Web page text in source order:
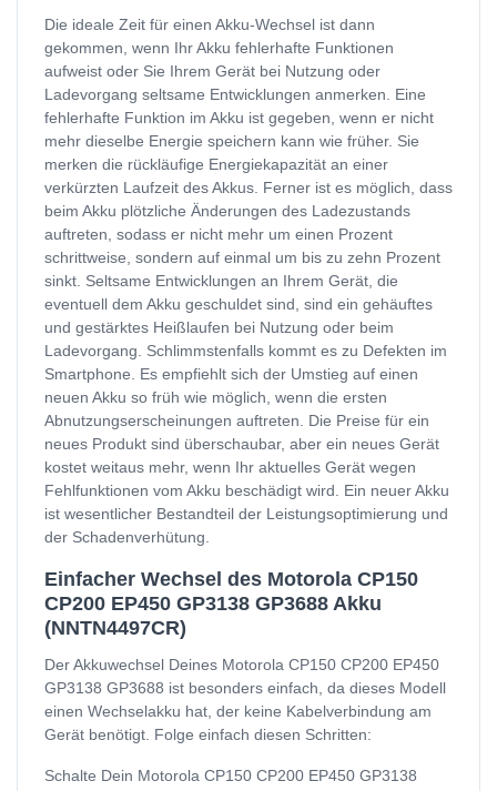
Die ideale Zeit für einen Akku-Wechsel ist dann
gekommen, wenn Ihr Akku fehlerhafte Funktionen
aufweist oder Sie Ihrem Gerät bei Nutzung oder
Ladevorgang seltsame Entwicklungen anmerken. Eine
fehlerhafte Funktion im Akku ist gegeben, wenn er nicht
mehr dieselbe Energie speichern kann wie früher. Sie
merken die rückläufige Energiekapazität an einer
verkürzten Laufzeit des Akkus. Ferner ist es möglich, dass
beim Akku plötzliche Änderungen des Ladezustands
auftreten, sodass er nicht mehr um einen Prozent
schrittweise, sondern auf einmal um bis zu zehn Prozent
sinkt. Seltsame Entwicklungen an Ihrem Gerät, die
eventuell dem Akku geschuldet sind, sind ein gehäuftes
und gestärktes Heißlaufen bei Nutzung oder beim
Ladevorgang. Schlimmstenfalls kommt es zu Defekten im
Smartphone. Es empfiehlt sich der Umstieg auf einen
neuen Akku so früh wie möglich, wenn die ersten
Abnutzungserscheinungen auftreten. Die Preise für ein
neues Produkt sind überschaubar, aber ein neues Gerät
kostet weitaus mehr, wenn Ihr aktuelles Gerät wegen
Fehlfunktionen vom Akku beschädigt wird. Ein neuer Akku
ist wesentlicher Bestandteil der Leistungsoptimierung und
der Schadenverhütung.
Einfacher Wechsel des Motorola CP150
CP200 EP450 GP3138 GP3688 Akku
(NNTN4497CR)
Der Akkuwechsel Deines Motorola CP150 CP200 EP450
GP3138 GP3688 ist besonders einfach, da dieses Modell
einen Wechselakku hat, der keine Kabelverbindung am
Gerät benötigt. Folge einfach diesen Schritten:
Schalte Dein Motorola CP150 CP200 EP450 GP3138